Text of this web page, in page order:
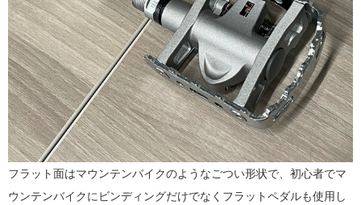
フラット面はマウンテンバイクのようなごつい形状で、初心者でマ
ウンテンバイクにビンディングだけでなくフラットペダルも使用し